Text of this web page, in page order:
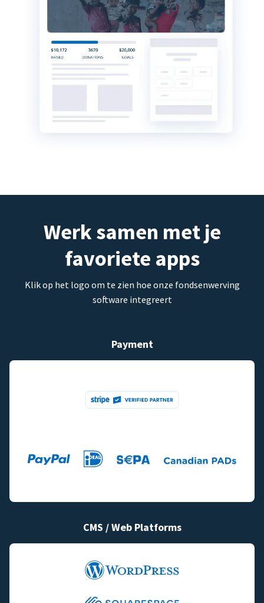
Werk samen met je
favoriete apps
Klik op het logo om te zien hoe onze fondsenwerving
software integreert
Payment
CMS / Web Platforms